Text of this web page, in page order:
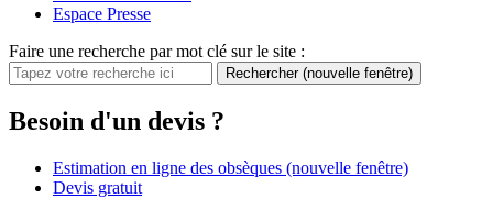
Espace Presse
Faire une recherche par mot clé sur le site :
Rechercher (nouvelle fenêtre)
Besoin d'un devis ?
Estimation en ligne des obsèques (nouvelle fenêtre)
Devis gratuit